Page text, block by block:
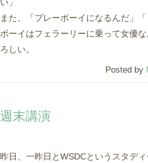
い」
また、「プレーボーイになるんだ」
ボーイはフェラーリーに乗って女優
ろしい。
Posted by
週末講演
昨日、一昨日とWSDCというスタデ